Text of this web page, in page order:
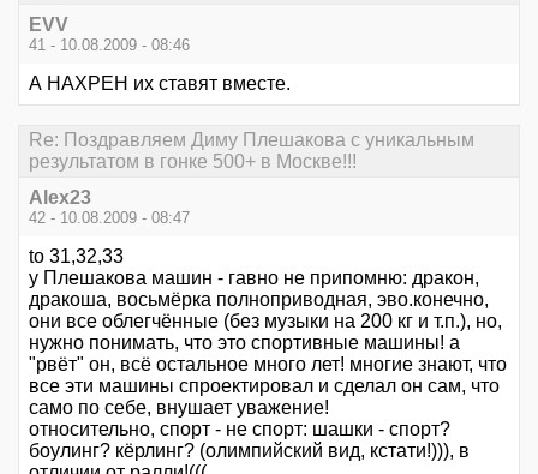
EVV
41 - 10.08.2009 - 08:46
А НАХРЕН их ставят вместе.
Re: Поздравляем Диму Плешакова с уникальным
результатом в гонке 500+ в Москве!!!
Alex23
42 - 10.08.2009 - 08:47
to 31,32,33
у Плешакова машин - гавно не припомню: дракон,
дракоша, восьмёрка полноприводная, эво.конечно,
они все облегчённые (без музыки на 200 кг и т.п.), но,
нужно понимать, что это спортивные машины! а
"рвёт" он, всё остальное много лет! многие знают, что
все эти машины спроектировал и сделал он сам, что
само по себе, внушает уважение!
относительно, спорт - не спорт: шашки - спорт?
боулинг? кёрлинг? (олимпийский вид, кстати!))), в